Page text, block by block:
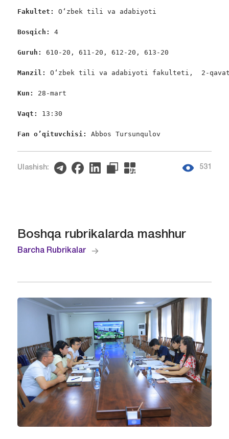
Fakultet: O‘zbek tili va adabiyoti
Bosqich: 4
Guruh: 610-20, 611-20, 612-20, 613-20
Manzil: O‘zbek tili va adabiyoti fakulteti,  2-
Kun: 28-mart
Vaqt: 13:30
Fan o’qituvchisi: Abbos Tursunqulov
Ulashish: 531
Boshqa rubrikalarda mashhur
Barcha Rubrikalar